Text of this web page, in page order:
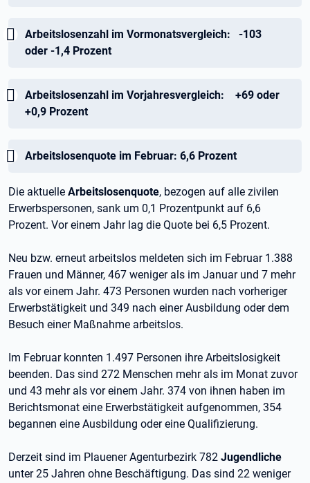
Wichtig:
Arbeitslosenzahl im Vormonatsvergleich: -103
oder -1,4 Prozent
Wichtig:
Arbeitslosenzahl im Vorjahresvergleich:
+69 oder
+0,9 Prozent
Wichtig:
Arbeitslosenquote im Februar: 6,6 Prozent
Die aktuelle Arbeitslosenquote, bezogen auf alle zivilen
Erwerbspersonen, sank um 0,1 Prozentpunkt auf 6,6
Prozent. Vor einem Jahr lag die Quote bei 6,5 Prozent.
Neu bzw. erneut arbeitslos meldeten sich im Februar 1.388
Frauen und Männer, 467 weniger als im Januar und 7 mehr
als vor einem Jahr. 473 Personen wurden nach vorheriger
Erwerbstätigkeit und 349 nach einer Ausbildung oder dem
Besuch einer Maßnahme arbeitslos.
Im Februar konnten 1.497 Personen ihre Arbeitslosigkeit
beenden. Das sind 272 Menschen mehr als im Monat zuvor
und 43 mehr als vor einem Jahr. 374 von ihnen haben im
Berichtsmonat eine Erwerbstätigkeit aufgenommen, 354
begannen eine Ausbildung oder eine Qualifizierung.
Derzeit sind im Plauener Agenturbezirk 782 Jugendliche
unter 25 Jahren ohne Beschäftigung. Das sind 22 weniger